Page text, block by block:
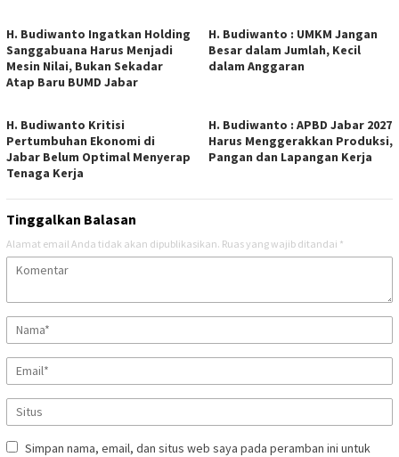
H. Budiwanto Ingatkan Holding
Sanggabuana Harus Menjadi
Mesin Nilai, Bukan Sekadar
Atap Baru BUMD Jabar
H. Budiwanto : UMKM Jangan
Besar dalam Jumlah, Kecil
dalam Anggaran
H. Budiwanto Kritisi
Pertumbuhan Ekonomi di
Jabar Belum Optimal Menyerap
Tenaga Kerja
H. Budiwanto : APBD Jabar 2027
Harus Menggerakkan Produksi,
Pangan dan Lapangan Kerja
Tinggalkan Balasan
Alamat email Anda tidak akan dipublikasikan. Ruas yang wajib ditandai *
Simpan nama, email, dan situs web saya pada peramban ini untuk